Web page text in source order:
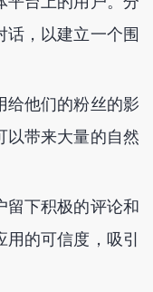
话，以建立一个围
给他们的粉丝的影
以带来大量的自然
留下积极的评论和
的可信度，吸引